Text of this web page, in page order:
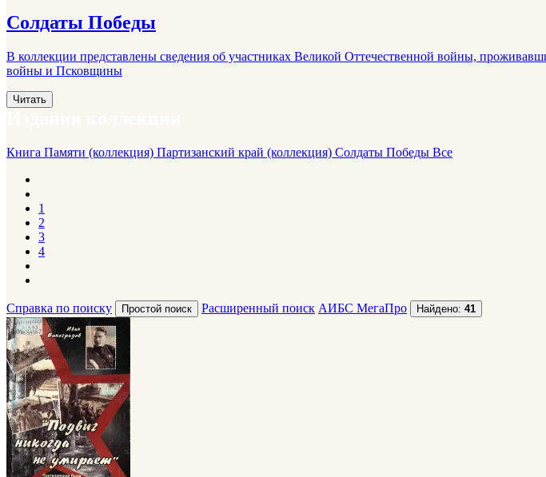
Солдаты Победы
В коллекции представлены сведения об участниках Великой Оттечественной войны,
войны и Псковщины
Читать
Книга Памяти (коллекция) Партизанский край (коллекция) Солдаты Победы Все
1
2
3
4
Справка по поиску Расширенный поиск АИБС МегаПро Найдено: 41